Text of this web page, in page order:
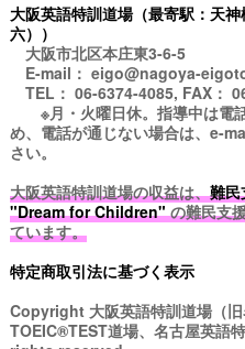
大阪英語特訓道場（最寄駅：天
六））
大阪市北区本庄東3-6-5
E-mail： eigo@nagoya-
TEL： 06-6374-4085, FAX：
※月・火曜日休。指導中は電
め、電話が通じない場合は、e-
さい。
大阪英語特訓道場の収益は、難
"Dream for Children"の難民支
ています。
特定商取引法に基づく表示
Copyright 大阪英語特訓道場（
TOEIC®TEST道場、名古屋英語特